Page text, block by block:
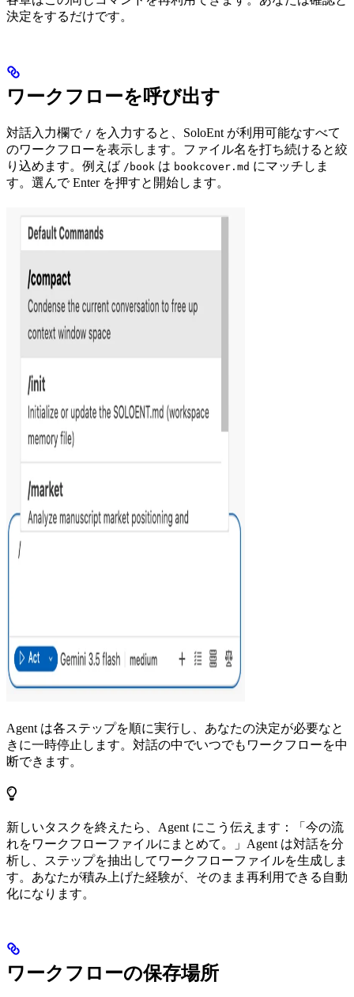
決定をするだけです。
ワークフローを呼び出す
対話入力欄で / を入力すると、SoloEnt が利用可能なすべて
のワークフローを表示します。ファイル名を打ち続けると絞
り込めます。例えば /book は bookcover.md にマッチしま
す。選んで Enter を押すと開始します。
Agent は各ステップを順に実行し、あなたの決定が必要なと
きに一時停止します。対話の中でいつでもワークフローを中
断できます。
新しいタスクを終えたら、Agent にこう伝えます：「今の流
れをワークフローファイルにまとめて。」Agent は対話を分
析し、ステップを抽出してワークフローファイルを生成しま
す。あなたが積み上げた経験が、そのまま再利用できる自動
化になります。
ワークフローの保存場所